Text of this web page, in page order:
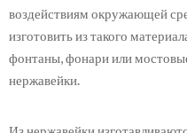
воздействиям окружающей
изготовить из такого
фонтаны, фонари или
нержавейки.